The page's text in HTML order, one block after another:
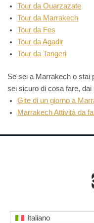
Tour da Ouarzazate
Tour da Marrakech
Tour da Fes
Tour da Agadir
Tour da Tangeri
Se sei a Marrakech o stai
sei sicuro di cosa fare, dai
Gite di un giorno a
Marrakech Attività da
Italiano